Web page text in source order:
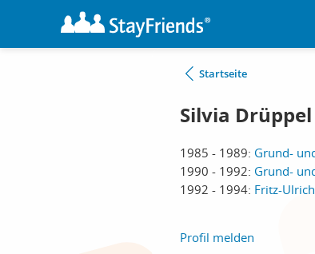
Startseite
Silvia Drüppel
1985 - 1989: Grund-
1990 - 1992: Grund-
1992 - 1994: Fritz-
Profil melden